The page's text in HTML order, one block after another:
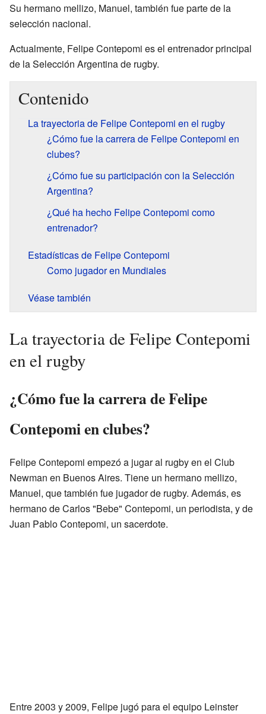
Su hermano mellizo, Manuel, también fue parte de la
selección nacional.
Actualmente, Felipe Contepomi es el entrenador principal
de la Selección Argentina de rugby.
Contenido
La trayectoria de Felipe Contepomi en el rugby
¿Cómo fue la carrera de Felipe Contepomi en
clubes?
¿Cómo fue su participación con la Selección
Argentina?
¿Qué ha hecho Felipe Contepomi como
entrenador?
Estadísticas de Felipe Contepomi
Como jugador en Mundiales
Véase también
La trayectoria de Felipe Contepomi
en el rugby
¿Cómo fue la carrera de Felipe
Contepomi en clubes?
Felipe Contepomi empezó a jugar al rugby en el Club
Newman en Buenos Aires. Tiene un hermano mellizo,
Manuel, que también fue jugador de rugby. Además, es
hermano de Carlos "Bebe" Contepomi, un periodista, y de
Juan Pablo Contepomi, un sacerdote.
Entre 2003 y 2009, Felipe jugó para el equipo Leinster